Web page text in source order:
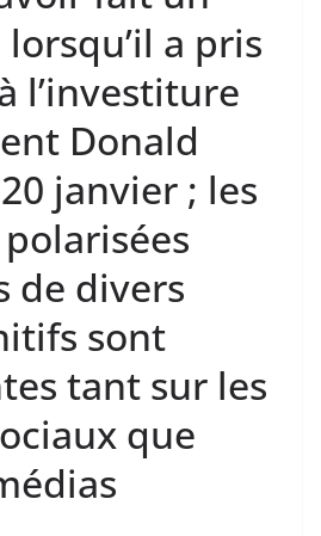
a pris
l’investiture
Donald
janvier ; les
de divers
sont
tant sur les
que